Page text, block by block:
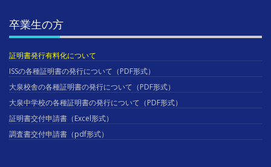
卒業生の方
証明書発行有料化について
ISSの各種証明書の発行について（PDF形式）
大泉校舎の各種証明書の発行について（PDF形式）
大泉中学校の各種証明書の発行について（PDF形式）
証明書交付申請書（Excel形式）
調査書交付申請書（pdf形式）